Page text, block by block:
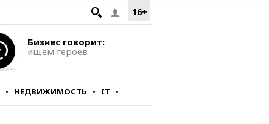
16+
Бизнес говорит:
ищем героев
НЕДВИЖИМОСТЬ IT